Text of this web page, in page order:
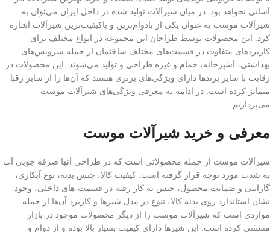
آسانی نخواهد بود. در میان شیرآلات تولید شده در داخل ایران می‌توان به
شیرآلات موست به عنوان یکی از بادوام‌ترین و باکیفیت‌ترین شیرآلات اشاره
کرد. این محصولات توسط طراحان این مجموعه در انواع مختلف برای
کاربردهای متفاوت در قسمت‌های مختلف ساختمان از جمله سرویس‌های
بهداشتی، آشپزخانه، حمام و غیره طراحی و تولید می‌شوند. این محصولات در
رقابت با سایر برندها دارای ویژگی‌های برتری هستند که آن‌ها را از سایر رقبا
متمایز کرده است. در ادامه به معرفی ویژگی‌های شیرآلات موست
می‌پردازیم.
معرفی و خرید شیرآلات موست
شیرآلات موست از جمله محصولاتی است که در طراحی آنها صرفه جویی آب
به شدت مورد توجه قرار گرفته است. کیفیت کالا، جنس بدنه، نوع آبکاری،
گارانتی و ضمانت محصول، جنس به کار رفته در قسمت-های داخلی، وجود
نشان استاندارد روی بدنه کالا، تنوع در مدل شیرها و کاربرد آن‌ها از جمله
مواردی است که شیرآلات موست را از دیگر محصولات موجود در بازار
مستثنی کرده است. این شیرها دارای کیفیت بسیار بالا بوده و از دوام و